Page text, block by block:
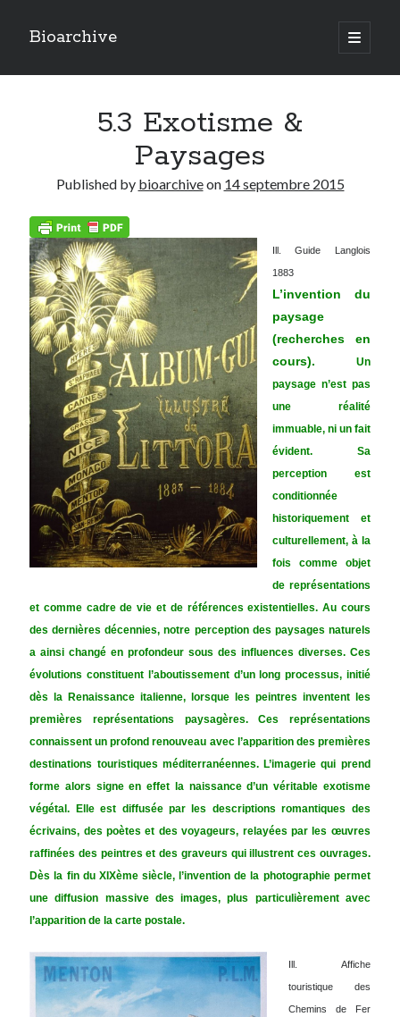
Bioarchive
open
primary
Sidebar
Ethnobotanique(8)
Fragrances (5)
Géographie(10)
Urbanisme(13)
5.3 Exotisme &
Paysages
Published by bioarchiveon 14 septembre 2015
Ill. Guide Langlois
1883
L’invention du
paysage
(recherches en
cours). Un
paysage n’est pas
une réalité
immuable, ni un fait
évident. Sa
perception est
conditionnée
historiquement et
culturellement, à la
fois comme objet
de représentations
et comme cadre de vie et de références existentielles. Au cours
des dernières décennies, notre perception des paysages naturels
a ainsi changé en profondeur sous des influences diverses. Ces
évolutions constituent l’aboutissement d’un long processus, initié
dès la Renaissance italienne, lorsque les peintres inventent les
premières représentations paysagères. Ces représentations
connaissent un profond renouveau avec l’apparition des premières
destinations touristiques méditerranéennes. L’imagerie qui prend
forme alors signe en effet la naissance d’un véritable exotisme
végétal. Elle est diffusée par les descriptions romantiques des
écrivains, des poètes et des voyageurs, relayées par les œuvres
raffinées des peintres et des graveurs qui illustrent ces ouvrages.
Dès la fin du XIXème siècle, l’invention de la photographie permet
une diffusion massive des images, plus particulièrement avec
l’apparition de la carte postale.
Ill. Affiche
touristique des
Chemins de Fer